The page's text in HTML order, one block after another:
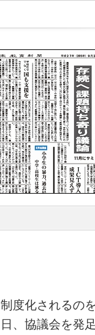
度化されるの
、協議会を発